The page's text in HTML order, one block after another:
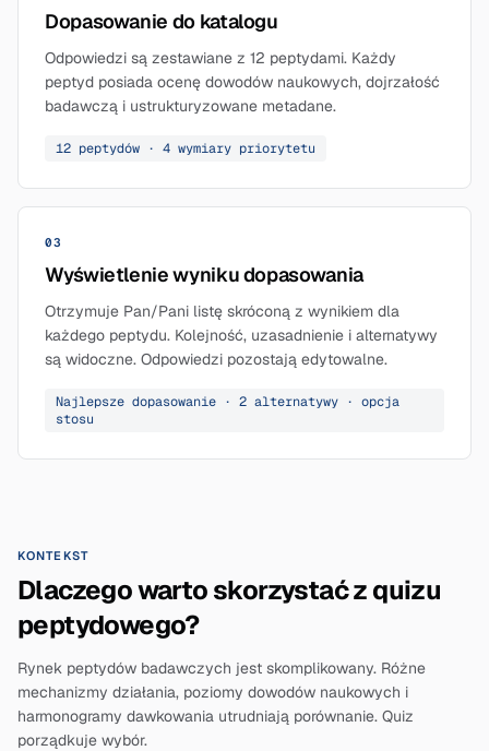
Dopasowanie do katalogu
Odpowiedzi są zestawiane z 12 peptydami. Każdy
peptyd posiada ocenę dowodów naukowych, dojrzałość
badawczą i ustrukturyzowane metadane.
12 peptydów · 4 wymiary priorytetu
03
Wyświetlenie wyniku dopasowania
Otrzymuje Pan/Pani listę skróconą z wynikiem dla
każdego peptydu. Kolejność, uzasadnienie i alternatywy
są widoczne. Odpowiedzi pozostają edytowalne.
Najlepsze dopasowanie · 2 alternatywy · opcja
stosu
KONTEKST
Dlaczego warto skorzystać z quizu
peptydowego?
Rynek peptydów badawczych jest skomplikowany. Różne
mechanizmy działania, poziomy dowodów naukowych i
harmonogramy dawkowania utrudniają porównanie. Quiz
porządkuje wybór.